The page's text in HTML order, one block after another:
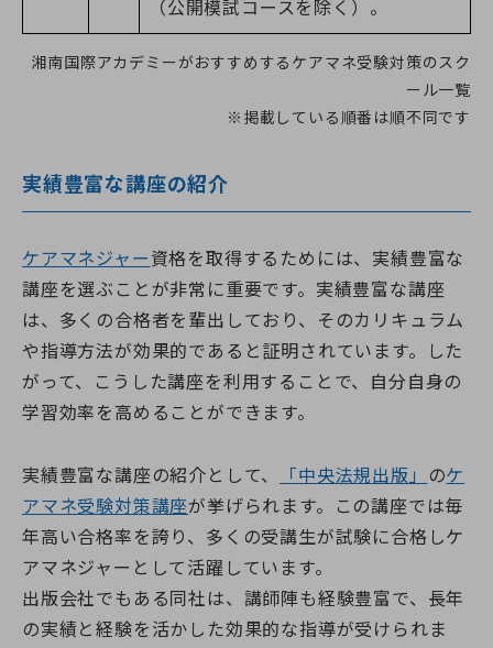
（公開模試コースを除く）。
湘南国際アカデミーがおすすめするケアマネ受験対策のスク
ール一覧
※掲載している順番は順不同です
実績豊富な講座の紹介
ケアマネジャー 資格を取得するためには、実績豊富な
講座を選ぶことが非常に重要です。実績豊富な講座
は、多くの合格者を輩出しており、そのカリキュラム
や指導方法が効果的であると証明されています。した
がって、こうした講座を利用することで、自分自身の
学習効率を高めることができます。
実績豊富な講座の紹介として、 「中央法規出版」 のケ
アマネ受験対策講座が挙げられます。この講座では毎
年高い合格率を誇り、多くの受講生が試験に合格しケ
アマネジャーとして活躍しています。
出版会社でもある同社は、講師陣も経験豊富で、長年
の実績と経験を活かした効果的な指導が受けられま